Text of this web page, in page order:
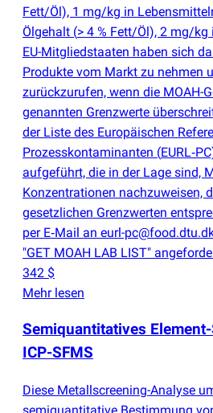
Fett/Öl), 1 mg/kg in
Ölgehalt (> 4 % Fett/Öl), 2 mg/kg
EU-Mitgliedstaaten haben sich
Produkte vom Markt zu nehmen
zurückzurufen, wenn die MOAH-
genannten Grenzwerte
der Liste des Europäischen
Prozesskontaminanten (
aufgeführt, die in der Lage sind,
Konzentrationen nachzuweisen,
gesetzlichen Grenzwerten
per E‑Mail an eurl-
"GET MOAH LAB LIST"
342 $
Mehr lesen
Semiquantitatives
ICP-SFMS
Diese Metallscreening-Analyse